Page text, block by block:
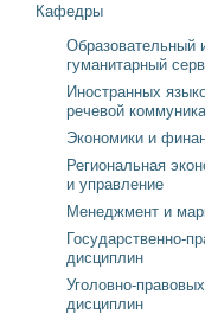
Кафедры
Образовательный
гуманитарный
Иностранных
речевой
Экономики и
Региональная
и управление
Менеджмент и
Государственно-
дисциплин
Уголовно-правовых
дисциплин